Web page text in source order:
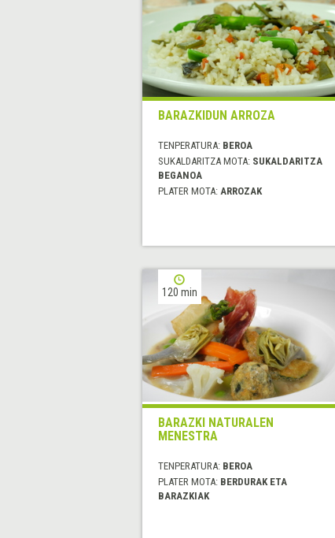
BARAZKIDUN ARROZA
TENPERATURA: BEROA
SUKALDARITZA MOTA: SUKALDARITZA
BEGANOA
PLATER MOTA: ARROZAK
120 min
BARAZKI NATURALEN
MENESTRA
TENPERATURA: BEROA
PLATER MOTA: BERDURAK ETA
BARAZKIAK